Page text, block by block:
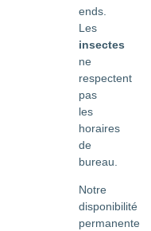
ends.
Les
insectes
ne
respectent
pas
les
horaires
de
bureau.
Notre
disponibilité
permanente